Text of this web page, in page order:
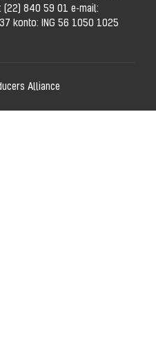
(22) 840 59 01 e-mail:
konto: ING 56 1050 1025
Alliance